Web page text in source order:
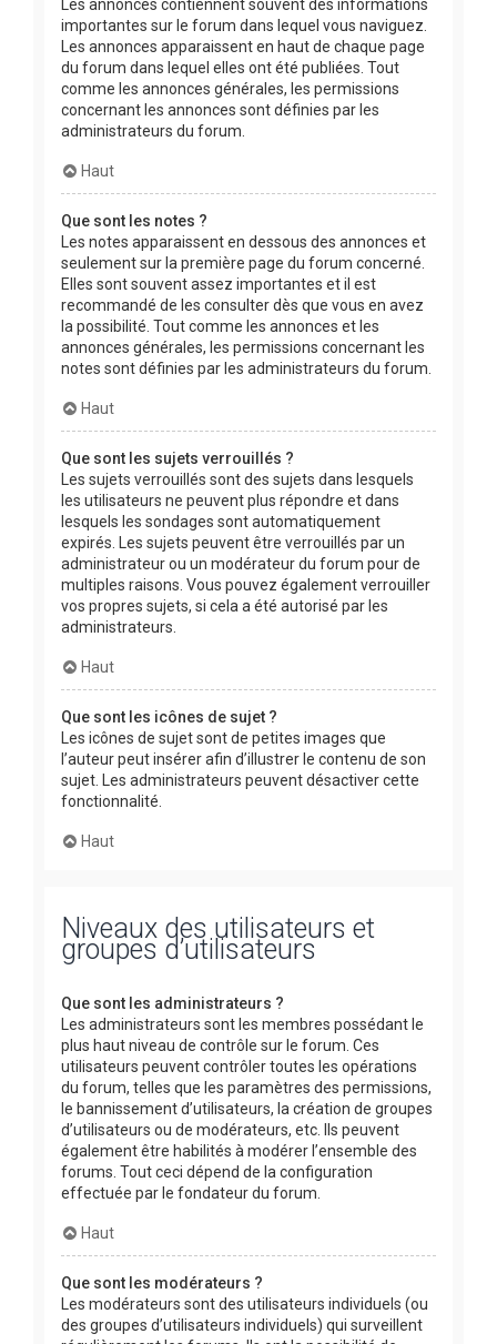
Les annonces contiennent souvent des informations
importantes sur le forum dans lequel vous naviguez.
Les annonces apparaissent en haut de chaque page
du forum dans lequel elles ont été publiées. Tout
comme les annonces générales, les permissions
concernant les annonces sont définies par les
administrateurs du forum.
Haut
Que sont les notes ?
Les notes apparaissent en dessous des annonces et
seulement sur la première page du forum concerné.
Elles sont souvent assez importantes et il est
recommandé de les consulter dès que vous en avez
la possibilité. Tout comme les annonces et les
annonces générales, les permissions concernant les
notes sont définies par les administrateurs du forum.
Haut
Que sont les sujets verrouillés ?
Les sujets verrouillés sont des sujets dans lesquels
les utilisateurs ne peuvent plus répondre et dans
lesquels les sondages sont automatiquement
expirés. Les sujets peuvent être verrouillés par un
administrateur ou un modérateur du forum pour de
multiples raisons. Vous pouvez également verrouiller
vos propres sujets, si cela a été autorisé par les
administrateurs.
Haut
Que sont les icônes de sujet ?
Les icônes de sujet sont de petites images que
l’auteur peut insérer afin d’illustrer le contenu de son
sujet. Les administrateurs peuvent désactiver cette
fonctionnalité.
Haut
Niveaux des utilisateurs et
groupes d’utilisateurs
Que sont les administrateurs ?
Les administrateurs sont les membres possédant le
plus haut niveau de contrôle sur le forum. Ces
utilisateurs peuvent contrôler toutes les opérations
du forum, telles que les paramètres des permissions,
le bannissement d’utilisateurs, la création de groupes
d’utilisateurs ou de modérateurs, etc. Ils peuvent
également être habilités à modérer l’ensemble des
forums. Tout ceci dépend de la configuration
effectuée par le fondateur du forum.
Haut
Que sont les modérateurs ?
Les modérateurs sont des utilisateurs individuels (ou
des groupes d’utilisateurs individuels) qui surveillent